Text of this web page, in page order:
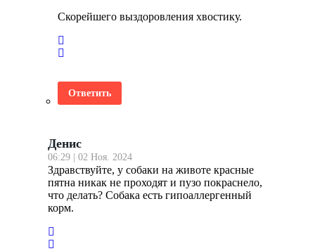
Скорейшего выздоровления хвостику.
Ответить
Денис
06:29 | 02 Ноя. 2024
Здравствуйте, у собаки на животе красные
пятна никак не проходят и пузо покраснело,
что делать? Собака есть гипоаллергенный
корм.